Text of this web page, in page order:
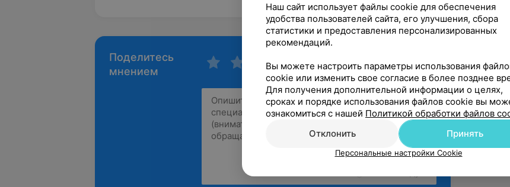
Поделитесь
мнением
Наш сайт использует файлы cookie для обеспечения
удобства пользователей сайта, его улучшения, сбора
статистики и предоставления персонализированных
рекомендаций.
Вы можете настроить параметры использования
cookie или изменить свое согласие в более позднее
Для получения дополнительной информации о целях,
сроках и порядке использования файлов cookie вы
ознакомиться с нашей Политикой обработки файлов
Отклонить
Принять
Персональные настройки Cookie